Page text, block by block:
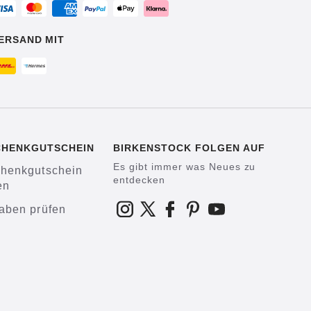
MIT
prüfen
BIRKENSTOCK FOLGEN AUF
Es gibt immer was Neues zu
entdecken